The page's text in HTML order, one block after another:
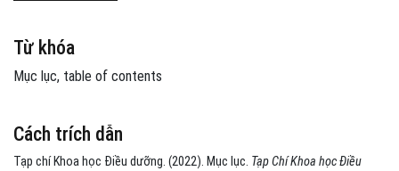
Cách trích dẫn
Tạp chí Khoa học Điều dưỡng. (2022). Mục lục. Tạp Chí Khoa học Điều
Từ khóa
Mục lục table of contents